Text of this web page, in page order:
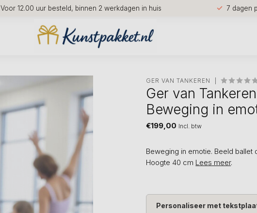
Voor 12.00 uur besteld, binnen 2 werkdagen in huis 7 dagen
GER VAN TANKEREN
Ger van
Beweging in
€199,00 Incl. btw
Beweging in emotie. Beeld
Hoogte 40 cm Lees meer.
Personaliseer met